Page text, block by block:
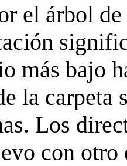
el árbol
más bajo
la carpeta
Los
con